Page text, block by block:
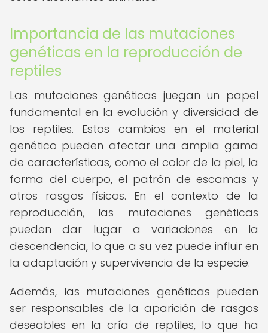
Importancia de las mutaciones
genéticas en la reproducción de
reptiles
Las mutaciones genéticas juegan un papel
fundamental en la evolución y diversidad de
los reptiles. Estos cambios en el material
genético pueden afectar una amplia gama
de características, como el color de la piel, la
forma del cuerpo, el patrón de escamas y
otros rasgos físicos. En el contexto de la
reproducción, las mutaciones genéticas
pueden dar lugar a variaciones en la
descendencia, lo que a su vez puede influir en
la adaptación y supervivencia de la especie.
Además, las mutaciones genéticas pueden
ser responsables de la aparición de rasgos
deseables en la cría de reptiles, lo que ha